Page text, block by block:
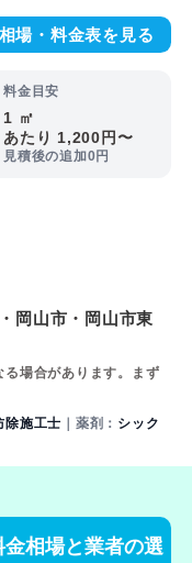
場・料金表を見る
料金目安
1 ㎡
あたり 1,200円〜
見積後の追加0円
・ 岡山市 ・ 岡山市東
場合があります。まず
除施工士 ｜薬剤： シック
金相場と業者の選